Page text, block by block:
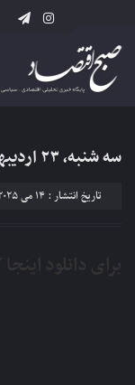
سه شنبه، ۲۳ اردیبهشت ۱۴۰۴
تاریخ انتشار : 14 می 2025 - 10:04